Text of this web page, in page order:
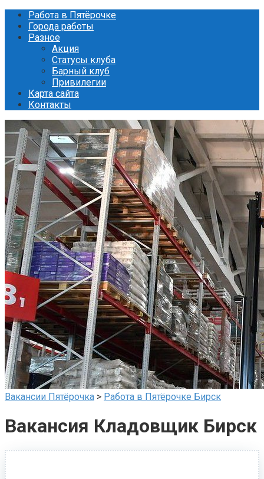
Перейти
контенту
Работа в Пятёрочке
Города работы
Разное
Акция
Статусы клуба
Барный клуб
Привилегии
Карта сайта
Контакты
Вакансии Пятёрочка > Работа в Пятёрочке Бирск
Вакансия Кладовщик Бирск